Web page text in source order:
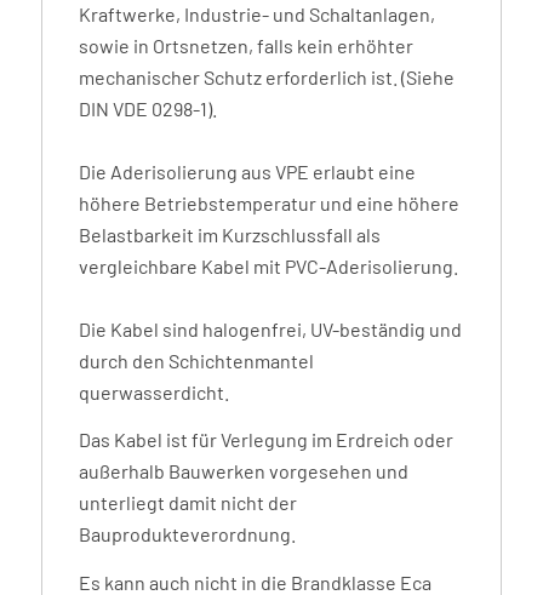
Kraftwerke, Industrie- und Schaltanlagen,
sowie in Ortsnetzen, falls kein erhöhter
mechanischer Schutz erforderlich ist. (Siehe
DIN VDE 0298-1).
Die Aderisolierung aus VPE erlaubt eine
höhere Betriebstemperatur und eine höhere
Belastbarkeit im Kurzschlussfall als
vergleichbare Kabel mit PVC-Aderisolierung.
Die Kabel sind halogenfrei, UV-beständig und
durch den Schichtenmantel
querwasserdicht.
Das Kabel ist für Verlegung im Erdreich oder
außerhalb Bauwerken vorgesehen und
unterliegt damit nicht der
Bauprodukteverordnung.
Es kann auch nicht in die Brandklasse Eca